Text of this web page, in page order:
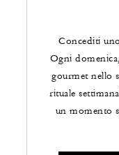
Concediti
Ogni
gourmet nello
rituale
un momento